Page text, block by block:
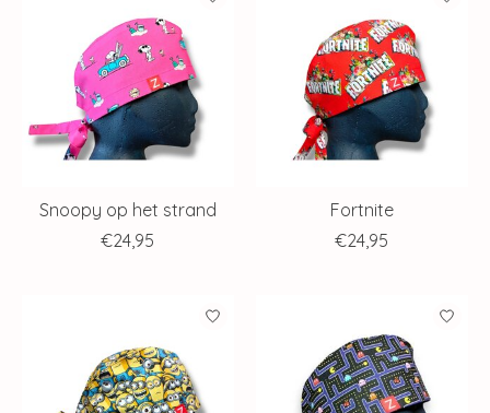
Snoopy op het strand
€24,95
Fortnite
€24,95